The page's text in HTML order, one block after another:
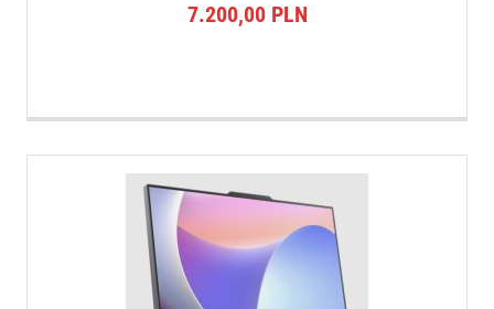
7.200,00 PLN